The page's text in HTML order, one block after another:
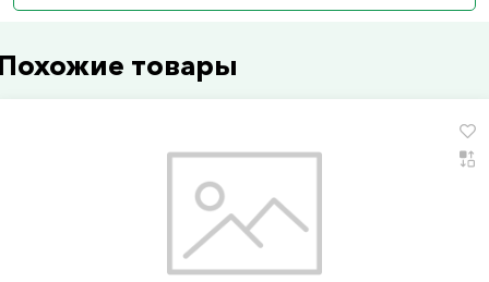
товары